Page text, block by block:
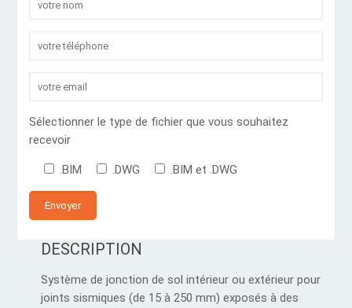
Sélectionner le type de fichier que vous souhaitez
recevoir
.BIM .DWG .BIM et .DWG
DESCRIPTION
Système de jonction de sol intérieur ou extérieur pour
joints sismiques (de 15 à 250 mm) exposés à des